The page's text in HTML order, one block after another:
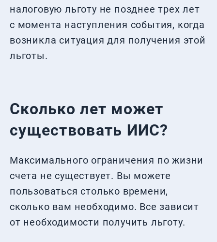
налоговую льготу не позднее трех лет
с момента наступления события, когда
возникла ситуация для получения этой
льготы.
Сколько лет может
существовать ИИС?
Максимального ограничения по жизни
счета не существует. Вы можете
пользоваться столько времени,
сколько вам необходимо. Все зависит
от необходимости получить льготу.